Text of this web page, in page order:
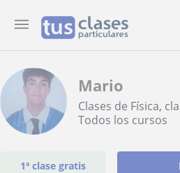
Mario
Clases de Física,
Todos los cursos
1ª clase gratis